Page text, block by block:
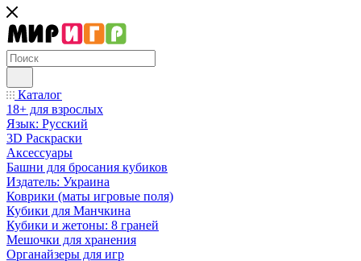
Каталог
18+ для взрослых
Язык: Русский
3D Раскраски
Аксессуары
Башни для бросания кубиков
Издатель: Украина
Коврики (маты игровые поля)
Кубики для Манчкина
Кубики и жетоны: 8 граней
Мешочки для хранения
Органайзеры для игр